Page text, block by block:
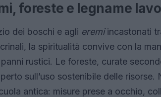
foreste e legname
dei boschi e agli eremiincastonati
la spiritualità convive con la
rustici. Le foreste, curate
sull’uso sostenibile delle risorse.
antica: misure prese a occhio,